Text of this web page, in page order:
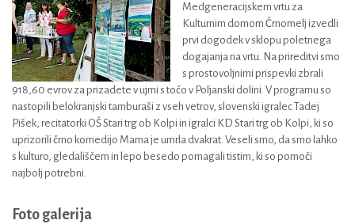
Medgeneracijskem vrtu za
Kulturnim domom Črnomelj izvedli
prvi dogodek v sklopu poletnega
dogajanja na vrtu. Na prireditvi smo
s prostovoljnimi prispevki zbrali
918,60 evrov za prizadete v ujmi s točo v Poljanski dolini. V programu so
nastopili belokranjski tamburaši z vseh vetrov, slovenski igralec Tadej
Pišek, recitatorki OŠ Stari trg ob Kolpi in igralci KD Stari trg ob Kolpi, ki so
uprizorili črno komedijo Mama je umrla dvakrat. Veseli smo, da smo lahko
s kulturo, gledališčem in lepo besedo pomagali tistim, ki so pomoči
najbolj potrebni.
Foto galerija